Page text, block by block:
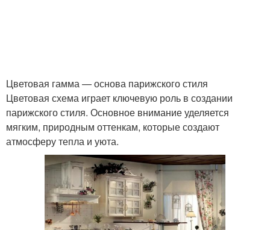
Цветовая гамма — основа парижского стиля
Цветовая схема играет ключевую роль в создании
парижского стиля. Основное внимание уделяется
мягким, природным оттенкам, которые создают
атмосферу тепла и уюта.